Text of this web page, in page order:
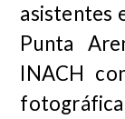
asistentes
Punta
INACH